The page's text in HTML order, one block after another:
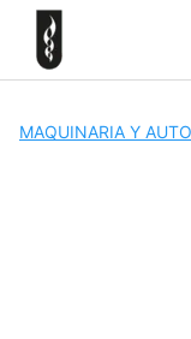
Skip
content
MAQUINARIA Y